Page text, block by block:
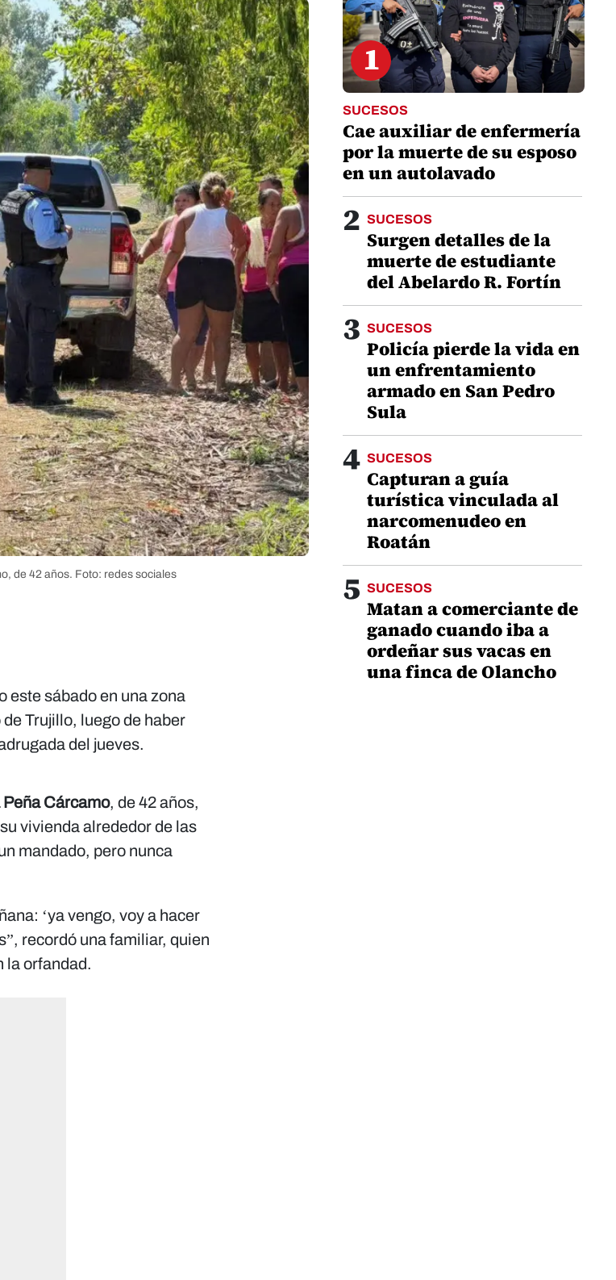
, de 42 años. Foto: redes sociales
este sábado en una zona
Trujillo, luego de haber
del jueves.
Peña Cárcamo, de 42 años,
vivienda alrededor de las
mandado, pero nunca
‘ya vengo, voy a hacer
recordó una familiar, quien
la orfandad.
1
SUCESOS
Cae auxiliar de enfermería
por la muerte de su esposo
en un autolavado
2 SUCESOS
Surgen detalles de la
muerte de estudiante
del Abelardo R. Fortín
3 SUCESOS
Policía pierde la vida en
un enfrentamiento
armado en San Pedro
Sula
4 SUCESOS
Capturan a guía
turística vinculada al
narcomenudeo en
Roatán
5 SUCESOS
Matan a comerciante de
ganado cuando iba a
ordeñar sus vacas en
una finca de Olancho